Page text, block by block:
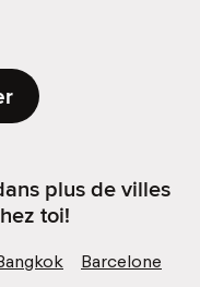
plus de villes
toi!
Barcelone